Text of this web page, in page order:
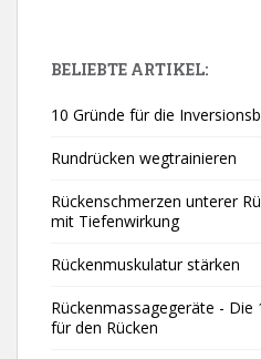
BELIEBTE ARTIKEL:
10 Gründe für die
Rundrücken wegtrainieren
Rückenschmerzen unterer
mit Tiefenwirkung
Rückenmuskulatur stärken
Rückenmassagegeräte -
für den Rücken